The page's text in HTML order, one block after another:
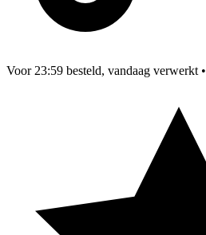
Voor 23:59 besteld, vandaag verwerkt •